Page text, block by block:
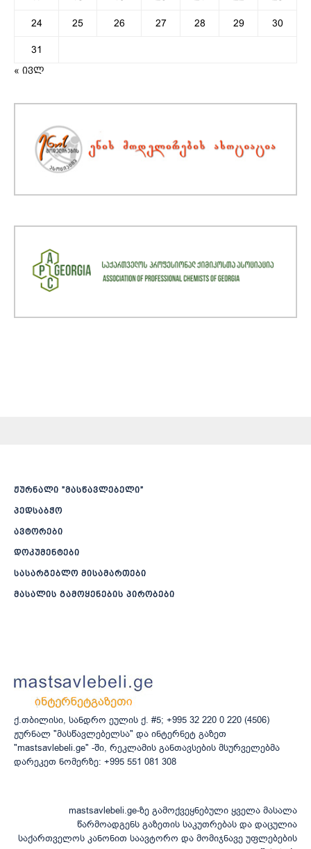
24 25 26 27 28 29 30
31
« ივლ
ჟურნალი ”მასწავლებელი”
პედსაბჭო
ავტორები
დოკუმენტები
სასარგებლო მისამართები
მასალის გამოყენების პირობები
ქ.თბილისი, სანდრო ეულის ქ. #5; +995 32 220 0 220 (4506)
ჟურნალ "მასწავლებელსა" და ინტერნეტ გაზეთ
"mastsavlebeli.ge" -ში, რეკლამის განთავსების მსურველებმა
დარეკეთ ნომერზე: +995 551 081 308
mastsavlebeli.ge-ზე გამოქვეყნებული ყველა მასალა
წარმოადგენს გაზეთის საკუთრებას და დაცულია
საქართველოს კანონით საავტორო და მომიჯნავე უფლებების